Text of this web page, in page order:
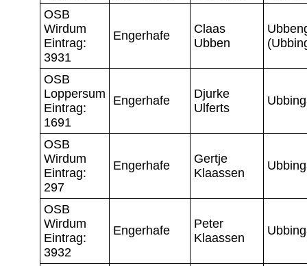
OSB
Wirdum
Eintrag:
3931
Engerhafe
Claas
Ubben
OSB
Loppersum
Eintrag:
1691
Engerhafe
Djurke
Ulferts
OSB
Wirdum
Eintrag:
297
Engerhafe
Gertje
Klaassen
OSB
Wirdum
Eintrag:
3932
Engerhafe
Peter
Klaassen